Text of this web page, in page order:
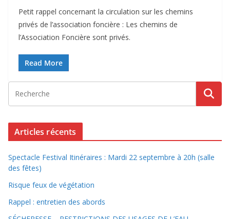
Petit rappel concernant la circulation sur les chemins
privés de l’association foncière : Les chemins de
l’Association Foncière sont privés.
Read More
Articles récents
Spectacle Festival Itinéraires : Mardi 22 septembre à 20h (salle
des fêtes)
Risque feux de végétation
Rappel : entretien des abords